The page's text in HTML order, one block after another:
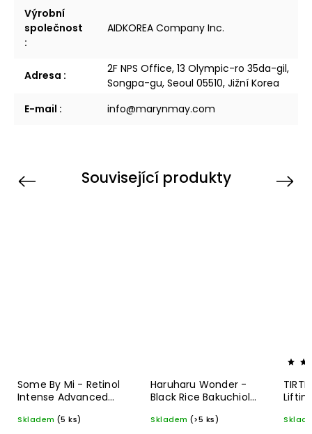
Výrobní
společnost
:
AIDKOREA Company Inc.
Adresa :
2F NPS Office, 13 Olympic-ro 35da-gil,
Songpa-gu, Seoul 05510, Jižní Korea
E-mail : info@marynmay.com
Související produkty
Previous
Some By Mi - Retinol
Intense Advanced
krém - 30 ml
Skladem (5 ks)
Haruharu Wonder -
Black Rice Bakuchiol
Skladem (>5 ks)
Next